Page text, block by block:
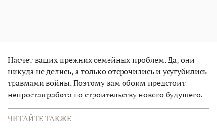
Насчет ваших прежних семейных проблем. Да, они
никуда не делись, а только отсрочились и усугубились
травмами войны. Поэтому вам обоим предстоит
непростая работа по строительству нового будущего.
ЧИТАЙТЕ ТАКЖЕ